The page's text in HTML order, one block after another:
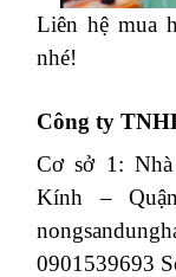
Liên hệ mua
nhé!
Công ty
Cơ sở 1:
Kính –
0901539693